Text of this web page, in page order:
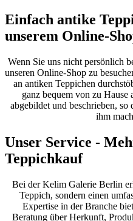
Einfach antike
unserem Online-
Wenn Sie uns nicht persönlich
unseren Online-Shop zu
an antiken Teppichen
ganz bequem von zu Hause
abgebildet und beschrieben, so
ihm
Unser Service -
Teppichkauf
Bei der Kelim Galerie Berlin
Teppich, sondern einen
Expertise in der Branche
Beratung über Herkunft,